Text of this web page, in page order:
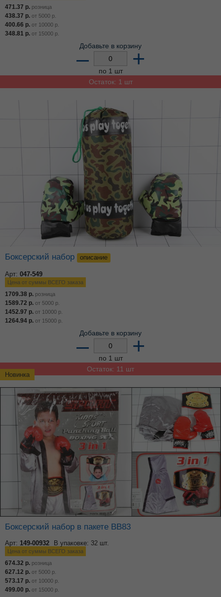
471.37 р. розница
438.37 р. от 5000 р.
400.66 р. от 10000 р.
348.81 р. от 15000 р.
Добавьте в корзину
– +
по 1 шт
Остаток: 1 шт
Новинка
Боксерский набор описание
Арт: 047-549
Цена от суммы ВСЕГО заказа
1709.38 р. розница
1589.72 р. от 5000 р.
1452.97 р. от 10000 р.
1264.94 р. от 15000 р.
Добавьте в корзину
– +
по 1 шт
Остаток: 11 шт
Боксерский набор в пакете ВВ83
Арт: 149-00932 В упаковке: 32 шт.
Цена от суммы ВСЕГО заказа
674.32 р. розница
627.12 р. от 5000 р.
573.17 р. от 10000 р.
499.00 р. от 15000 р.